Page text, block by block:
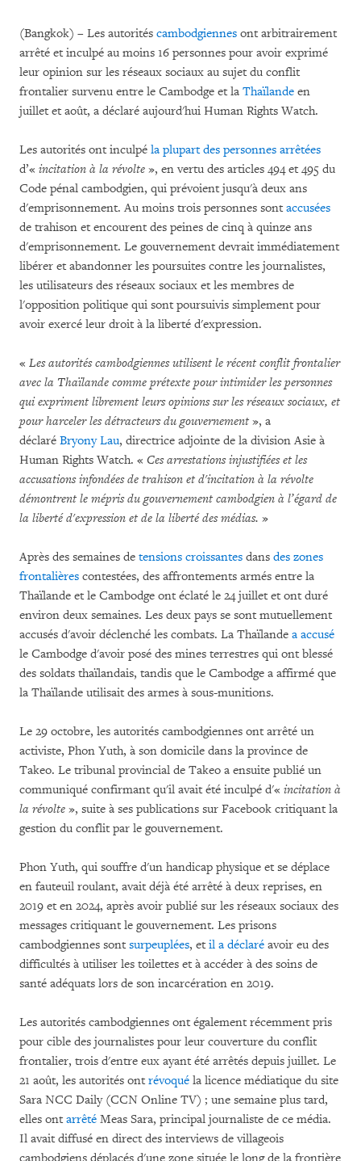
(Bangkok) – Les autorités cambodgiennes ont arbitrairement
arrêté et inculpé au moins 16 personnes pour avoir exprimé
leur opinion sur les réseaux sociaux au sujet du conflit
frontalier survenu entre le Cambodge et la Thaïlande en
juillet et août, a déclaré aujourd'hui Human Rights Watch.
Les autorités ont inculpé la plupart des personnes arrêtées
d’« incitation à la révolte », en vertu des articles 494 et 495 du
Code pénal cambodgien, qui prévoient jusqu'à deux ans
d'emprisonnement. Au moins trois personnes sont accusées
de trahison et encourent des peines de cinq à quinze ans
d'emprisonnement. Le gouvernement devrait immédiatement
libérer et abandonner les poursuites contre les journalistes,
les utilisateurs des réseaux sociaux et les membres de
l'opposition politique qui sont poursuivis simplement pour
avoir exercé leur droit à la liberté d'expression.
« Les autorités cambodgiennes utilisent le récent conflit frontalier
avec la Thaïlande comme prétexte pour intimider les personnes
qui expriment librement leurs opinions sur les réseaux sociaux, et
pour harceler les détracteurs du gouvernement », a
déclaré Bryony Lau, directrice adjointe de la division Asie à
Human Rights Watch. « Ces arrestations injustifiées et les
accusations infondées de trahison et d'incitation à la révolte
démontrent le mépris du gouvernement cambodgien à l’égard de
la liberté d'expression et de la liberté des médias. »
Après des semaines de tensions croissantes dans des zones
frontalières contestées, des affrontements armés entre la
Thaïlande et le Cambodge ont éclaté le 24 juillet et ont duré
environ deux semaines. Les deux pays se sont mutuellement
accusés d'avoir déclenché les combats. La Thaïlande a accusé
le Cambodge d'avoir posé des mines terrestres qui ont blessé
des soldats thaïlandais, tandis que le Cambodge a affirmé que
la Thaïlande utilisait des armes à sous-munitions.
Le 29 octobre, les autorités cambodgiennes ont arrêté un
activiste, Phon Yuth, à son domicile dans la province de
Takeo. Le tribunal provincial de Takeo a ensuite publié un
communiqué confirmant qu'il avait été inculpé d'« incitation à
la révolte », suite à ses publications sur Facebook critiquant la
gestion du conflit par le gouvernement.
Phon Yuth, qui souffre d'un handicap physique et se déplace
en fauteuil roulant, avait déjà été arrêté à deux reprises, en
2019 et en 2024, après avoir publié sur les réseaux sociaux des
messages critiquant le gouvernement. Les prisons
cambodgiennes sont surpeuplées, et il a déclaré avoir eu des
difficultés à utiliser les toilettes et à accéder à des soins de
santé adéquats lors de son incarcération en 2019.
Les autorités cambodgiennes ont également récemment pris
pour cible des journalistes pour leur couverture du conflit
frontalier, trois d'entre eux ayant été arrêtés depuis juillet. Le
21 août, les autorités ont révoqué la licence médiatique du site
Sara NCC Daily (CCN Online TV) ; une semaine plus tard,
elles ont arrêté Meas Sara, principal journaliste de ce média.
Il avait diffusé en direct des interviews de villageois
cambodgiens déplacés d'une zone située le long de la frontière